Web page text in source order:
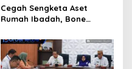
Cegah Sengketa Aset
Rumah Ibadah, Bone
Isbat Wakaf dan Sertifikasi
Tanah